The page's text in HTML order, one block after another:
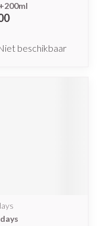
beschikbaar